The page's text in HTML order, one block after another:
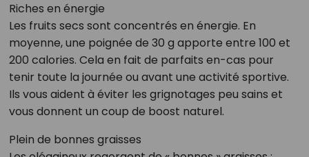
Riches en énergie
Les fruits secs sont concentrés en énergie. En
moyenne, une poignée de 30 g apporte entre 100 et
200 calories. Cela en fait de parfaits en-cas pour
tenir toute la journée ou avant une activité sportive.
Ils vous aident à éviter les grignotages peu sains et
vous donnent un coup de boost naturel.
Plein de bonnes graisses